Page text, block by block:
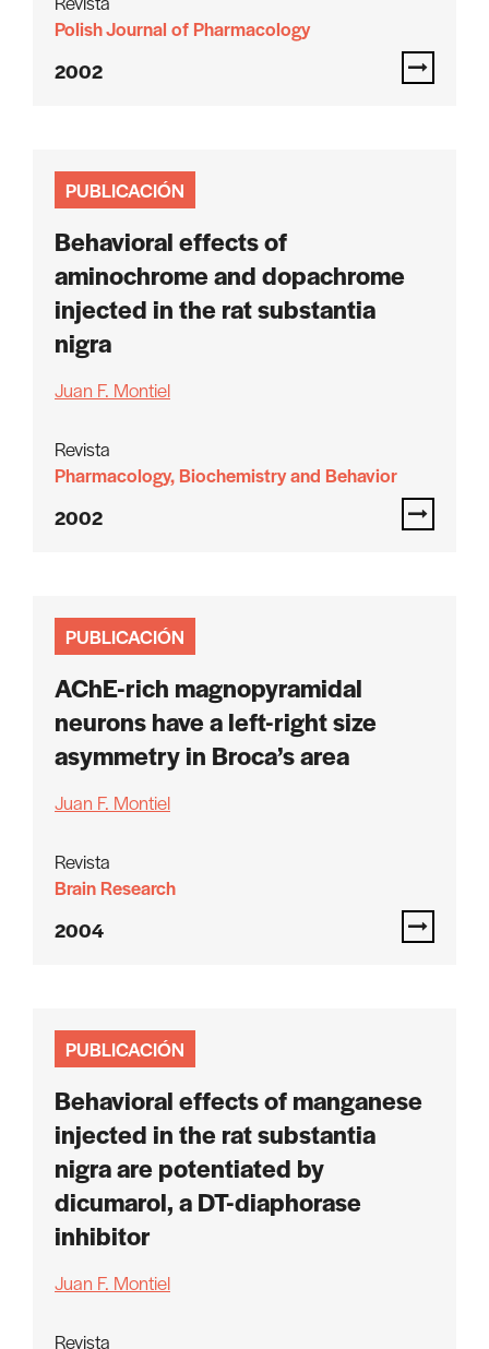
Polish Journal of Pharmacology
2002
PUBLICACIÓN
Behavioral effects of
aminochrome and dopachrome
injected in the rat substantia
nigra
Juan F. Montiel
Revista
Pharmacology, Biochemistry and Behavior
2002
PUBLICACIÓN
AChE-rich magnopyramidal
neurons have a left-right size
asymmetry in Broca’s area
Juan F. Montiel
Revista
Brain Research
2004
PUBLICACIÓN
Behavioral effects of manganese
injected in the rat substantia
nigra are potentiated by
dicumarol, a DT-diaphorase
inhibitor
Juan F. Montiel
Revista